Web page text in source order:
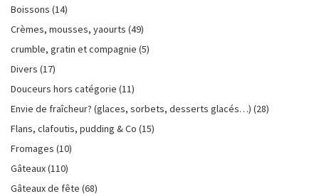
Boissons (14)
Crèmes, mousses, yaourts (49)
crumble, gratin et compagnie (5)
Divers (17)
Douceurs hors catégorie (11)
Envie de fraîcheur? (glaces, sorbets, desserts glacés…) (28)
Flans, clafoutis, pudding & Co (15)
Fromages (10)
Gâteaux(110)
Gâteaux de fête (68)